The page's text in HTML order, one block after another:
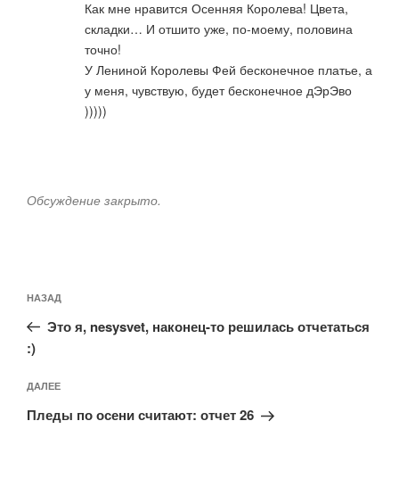
Как мне нравится Осенняя Королева! Цвета,
складки… И отшито уже, по-моему, половина
точно!
У Лениной Королевы Фей бесконечное платье, а
у меня, чувствую, будет бесконечное дЭрЭво
)))))
Обсуждение закрыто.
по
записям
Предыдущая
запись:
НАЗАД
Это я, nesysvet, наконец-то решилась отчетаться
:)
Следующая
запись
ДАЛЕЕ
Пледы по осени считают: отчет 26